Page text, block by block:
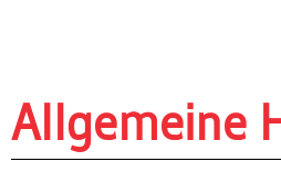
Allgemeine